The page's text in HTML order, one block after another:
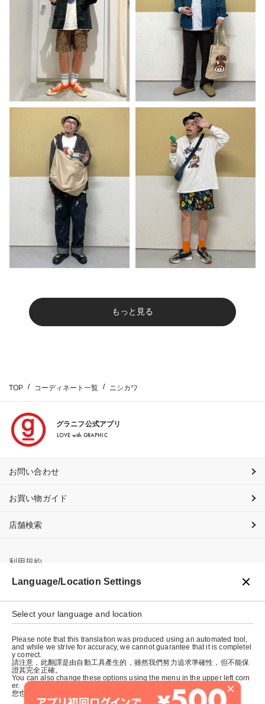
もっと見る
TOP コーディネート一覧 ニシカワ
グラニフ公式アプリ
LOVE with GRAPHIC
お問い合わせ
お買い物ガイド
店舗検索
利用規約
プライバシーポリシー
特定商取引法に基づく表示
会社概要
×
Language/Location Settings
Select your language and location
Please note that this translation was produced using an automated tool,
and while we strive for accuracy, we cannot guarantee that it is completel
y correct.
請注意，此翻譯是由自動工具產生的，雖然我們努力追求準確性，但不能保
證其完全正確。
You can also change these options using the menu in the upper left corn
er.
您也可以使用左上角的選單來更改這些選項。